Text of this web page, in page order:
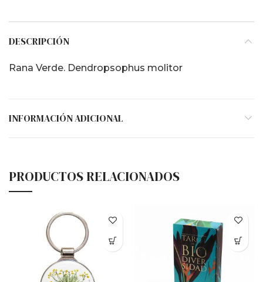
DESCRIPCIÓN
Rana Verde. Dendropsophus molitor
INFORMACIÓN ADICIONAL
PRODUCTOS RELACIONADOS